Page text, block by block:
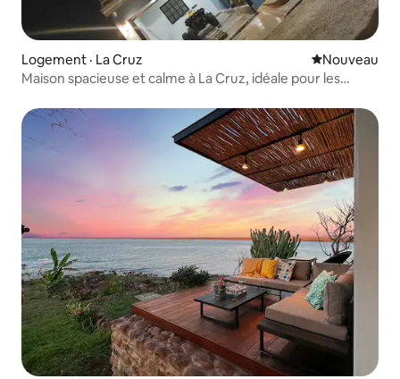
Logement · La Cruz Nouvel
Nouveau
Maison spacieuse et calme à La Cruz, idéale pour les